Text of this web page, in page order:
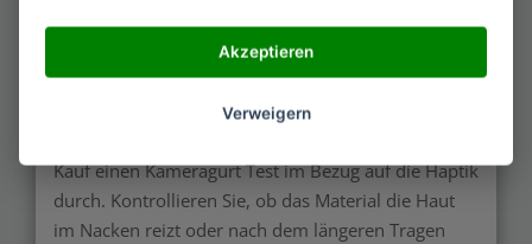
Ihrer Haut anfühlt. In vielen Fällen tragen Sie Ihren
Apparat eine lange Zeit, um auf ein geeignetes
Fotomotiv zu warten. Fühlt sich das Produkt
unbequem an, beeinträchtigt der Umstand die
Kauf einen Kameragurt Test im Bezug auf die Haptik
durch. Kontrollieren Sie, ob das Material die Haut
im Nacken reizt oder nach dem längeren Tragen
Akzeptieren
Verweigern